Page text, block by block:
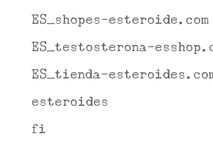
ES_shopes-esteroide.com
ES_testosterona-
ES_tienda-
esteroides
fi